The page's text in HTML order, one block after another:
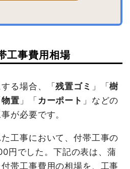
工事費用相場
る場合、「残置ゴミ 」「樹
物置 」「 カーポート 」などの
が必要です。
工事において、付帯工事の
円でした。下記の表は、蒲
帯工事費用の相場を、工事